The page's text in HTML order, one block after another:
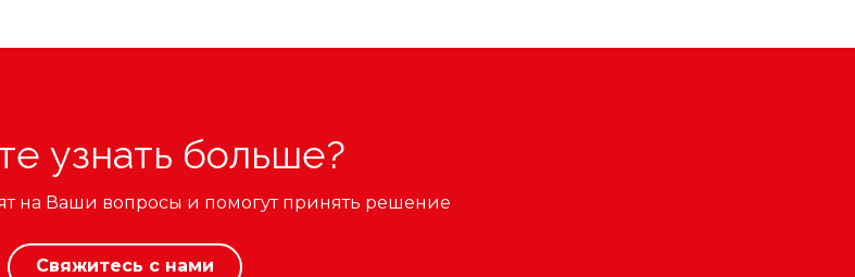
узнать больше?
на Ваши вопросы и помогут принять решение
Свяжитесь с нами